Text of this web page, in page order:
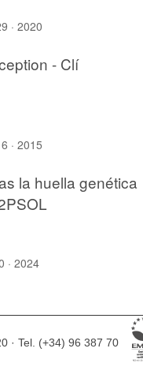
· 2020
- Clí
· 2015
la huella genética
· 2024
· Tel. (+34) 96 387 70